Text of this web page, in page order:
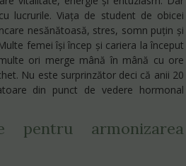
lucrurile. Viața de student de obicei
nesănătoasă, stres, somn puțin și
femei își încep și cariera la început
ori merge mână în mână cu ore
Nu este surprinzător deci că anii 20
din punct de vedere hormonal
pentru armonizarea